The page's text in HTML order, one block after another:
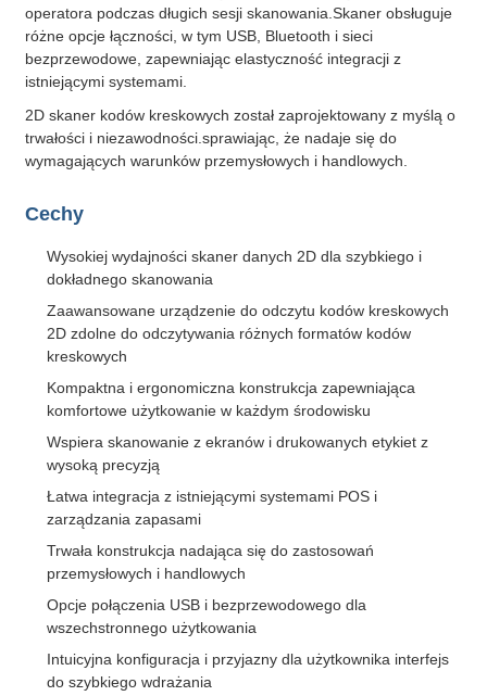
operatora podczas długich sesji skanowania.Skaner obsługuje
różne opcje łączności, w tym USB, Bluetooth i sieci
bezprzewodowe, zapewniając elastyczność integracji z
istniejącymi systemami.
2D skaner kodów kreskowych został zaprojektowany z myślą o
trwałości i niezawodności.sprawiając, że nadaje się do
wymagających warunków przemysłowych i handlowych.
Cechy
Wysokiej wydajności skaner danych 2D dla szybkiego i
dokładnego skanowania
Zaawansowane urządzenie do odczytu kodów kreskowych
2D zdolne do odczytywania różnych formatów kodów
kreskowych
Kompaktna i ergonomiczna konstrukcja zapewniająca
komfortowe użytkowanie w każdym środowisku
Wspiera skanowanie z ekranów i drukowanych etykiet z
wysoką precyzją
Łatwa integracja z istniejącymi systemami POS i
zarządzania zapasami
Trwała konstrukcja nadająca się do zastosowań
przemysłowych i handlowych
Opcje połączenia USB i bezprzewodowego dla
wszechstronnego użytkowania
Intuicyjna konfiguracja i przyjazny dla użytkownika interfejs
do szybkiego wdrażania